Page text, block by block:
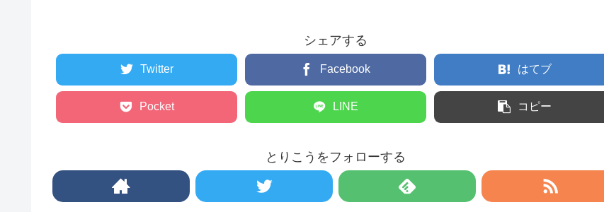
シェアする
Twitter Facebook はてブ
Pocket LINE コピー
とりこうをフォローする